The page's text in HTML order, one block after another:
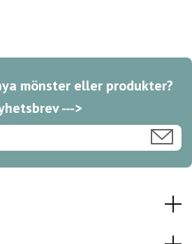
mönster eller produkter?
--->